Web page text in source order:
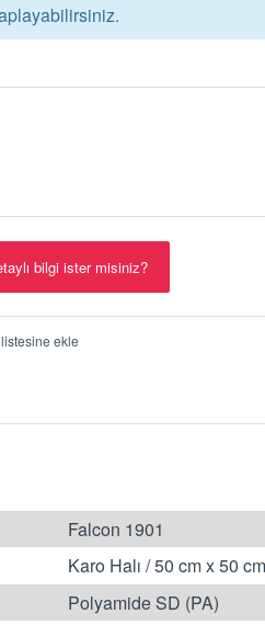
bilgi ister misiniz?
listesine ekle
Falcon 1901
Karo Halı / 50 cm x 50 cm
Polyamide SD (PA)